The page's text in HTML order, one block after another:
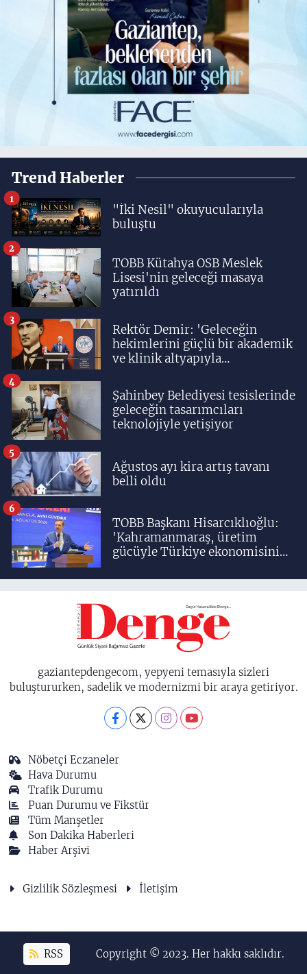
Trend Haberler
"İki Nesil" okuyucularıyla
buluştu
1
TOBB Kütahya OSB Meslek
Lisesi'nin geleceği masaya
yatırıldı
2
Rektör Demir: 'Geleceğin
hekimlerini güçlü bir akademik
ve klinik altyapıyla
3
Şahinbey Belediyesi tesislerinde
geleceğin tasarımcıları
teknolojiyle yetişiyor
4
Ağustos ayı kira artış tavanı
belli oldu
5
TOBB Başkanı Hisarcıklıoğlu:
'Kahramanmaraş, üretim
gücüyle Türkiye ekonomisinin
birisidir'
6
gaziantepdengecom, yepyeni temasıyla sizleri
buluştururken, sadelik ve modernizmi bir araya getiriyor.
Nöbetçi Eczaneler
Hava Durumu
Trafik Durumu
Puan Durumu ve Fikstür
Tüm Manşetler
Son Dakika Haberleri
Haber Arşivi
Gizlilik Sözleşmesi İletişim
RSS Copyright © 2023. Her hakkı saklıdır.